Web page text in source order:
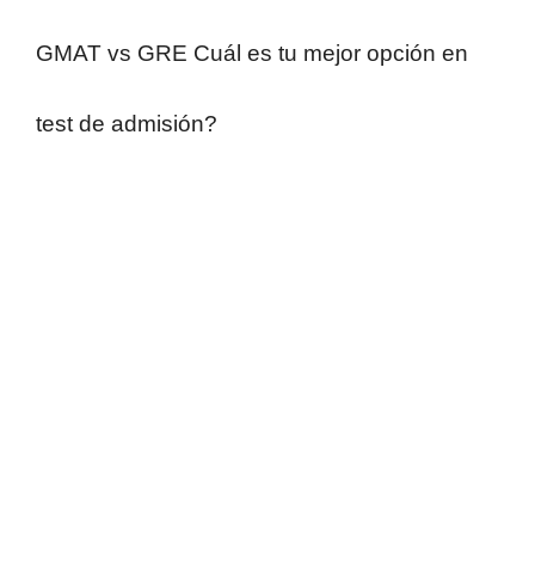
GMAT vs GRE Cuál es tu mejor opción en
test de admisión?